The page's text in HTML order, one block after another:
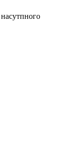
насутпного